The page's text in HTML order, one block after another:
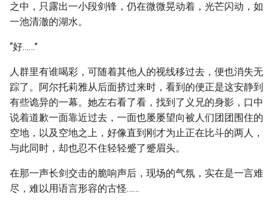
之中，只露出一小段剑锋，仍在微微晃动着，光芒闪动，如
一池清澈的湖水。
“好……”
人群里有谁喝彩，可随着其他人的视线移过去，便也消失无
踪了。阿尔托莉雅从后面挤过来时，看到的便正是这安静到
有些诡异的一幕。她左右看了看，找到了义兄的身影，口中
说着道歉一面靠近过去，一面也屡屡望向被人们团团围住的
空地，以及空地之上，好像直到刚才为止正在比斗的两人，
与此同时，却也忍不住轻轻蹙了蹙眉头。
在那一声长剑交击的脆响声后，现场的气氛，实在是一言难
尽，难以用语言形容的古怪……